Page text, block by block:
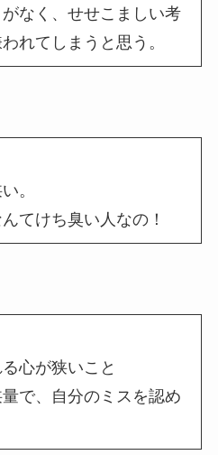
なく、せせこましい考
れてしまうと思う。
。
てけち臭い人なの！
心が狭いこと
で、自分のミスを認め